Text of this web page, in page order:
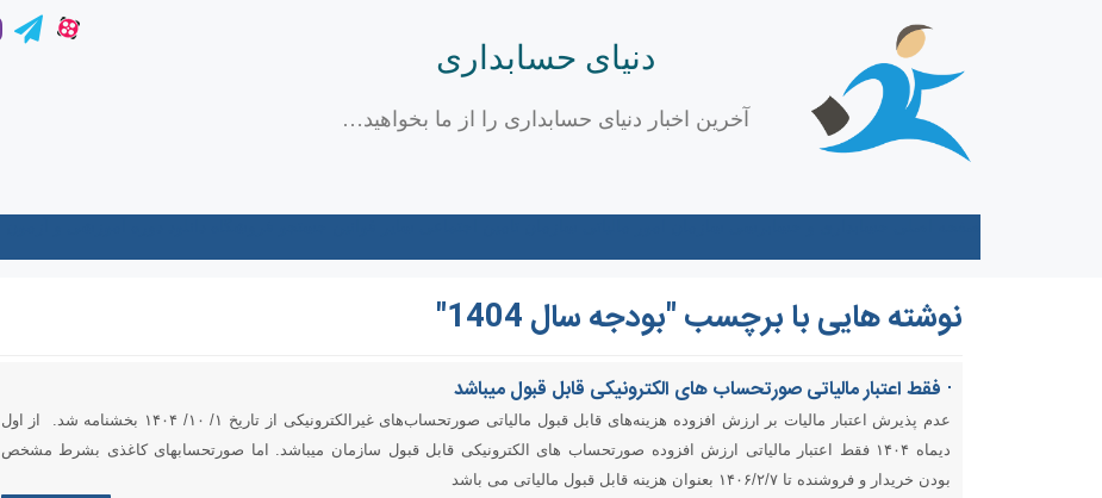
دنیای حسابداری
آخرین اخبار دنیای حسابداری را از ما بخواهید…
نوشته هایی با برچسب "بودجه سال 1404"
فقط اعتبار مالیاتی صورتحساب های الکترونیکی قابل قبول میباشد
عدم پذیرش اعتبار مالیات بر ارزش افزوده هزینه‌های قابل قبول مالیاتی صورتحساب‌های غیرالکترونیکی از تاریخ ١/ ١٠/ ١۴٠۴ بخشنامه شد. از اول
دیماه ۱۴۰۴ فقط اعتبار مالیاتی ارزش افزوده صورتحساب های الکترونیکی قابل قبول سازمان میباشد. اما صورتحسابهای کاغذی بشرط مشخص
بودن خریدار و فروشنده تا ۱۴۰۶/۲/۷ بعنوان هزینه قابل قبول مالیاتی می باشد